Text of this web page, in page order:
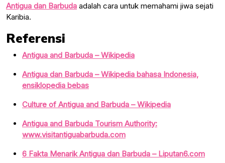
Antigua dan Barbuda adalah cara untuk memahami jiwa sejati
Karibia.
Referensi
Antigua and Barbuda – Wikipedia
Antigua dan Barbuda – Wikipedia bahasa Indonesia,
ensiklopedia bebas
Culture of Antigua and Barbuda – Wikipedia
Antigua and Barbuda Tourism Authority:
www.visitantiguabarbuda.com
6 Fakta Menarik Antigua dan Barbuda – Liputan6.com